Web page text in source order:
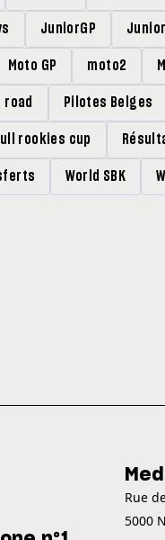
JuniorGP
Moto GP moto2
road Pilotes Belges
rookies cup
World SBK
Rue
5000